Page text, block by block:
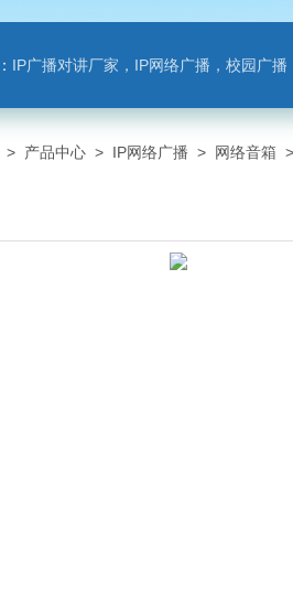
IP广播对讲厂家，IP网络广播，校园广播，紧急求助，
> 产品中心 > IP网络广播 > 网络音箱 >